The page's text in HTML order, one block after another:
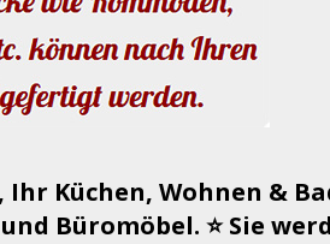
Küchen, Wohnen &
Büromöbel. ⭐ Sie